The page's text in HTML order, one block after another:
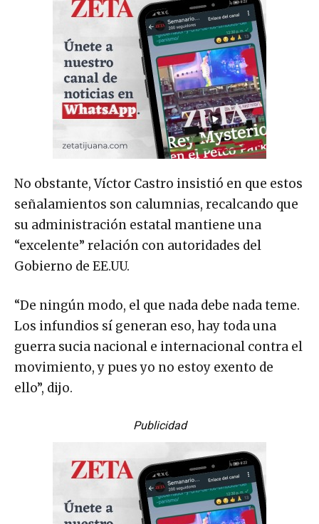
No obstante, Víctor Castro insistió en que estos
señalamientos son calumnias, recalcando que
su administración estatal mantiene una
“excelente” relación con autoridades del
Gobierno de EE.UU.
“De ningún modo, el que nada debe nada teme.
Los infundios sí generan eso, hay toda una
guerra sucia nacional e internacional contra el
movimiento, y pues yo no estoy exento de
ello”, dijo.
Publicidad